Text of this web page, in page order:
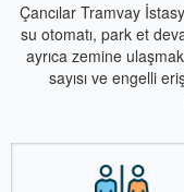
Çancılar Tramvay
su otomatı, park et
ayrıca zemine
sayısı ve engelli